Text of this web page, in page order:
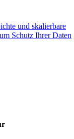
und skalierbare
Schutz Ihrer Daten